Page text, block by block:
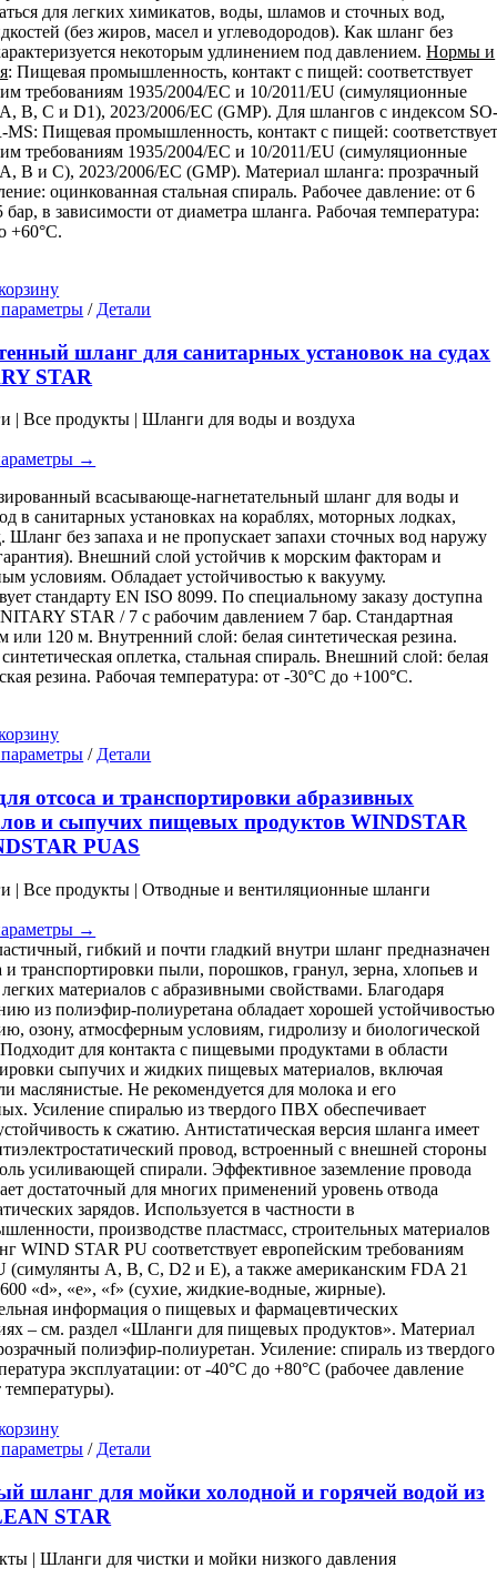
для легких химикатов, воды, шламов и сточных вод,
(без жиров, масел и углеводородов). Как шланг без
некоторым удлинением под давлением.Нормы и
: Пищевая промышленность, контакт с пищей: соответствует
требованиям 1935/2004/EC и 10/2011/EU (симуляционные
B, C и D1), 2023/2006/EC (GMP). Для шлангов с индексом
Пищевая промышленность, контакт с пищей:
требованиям 1935/2004/EC и 10/2011/EU (симуляционные
B и C), 2023/2006/EC (GMP). Материал шланга: прозрачный
оцинкованная стальная спираль. Рабочее давление: от 6
бар, в зависимости от диаметра шланга. Рабочая температура:
+60°C.
Этот
имеет
несколько
вариаций.
можно
на
странице
товара.
/ Детали
шланг для санитарных установок на судах
STAR
| Все продукты | Шланги для воды и воздуха
→
всасывающе-нагнетательный шланг для воды и
в санитарных установках на кораблях, моторных лодках,
Шланг без запаха и не пропускает запахи сточных вод наружу
Внешний слой устойчив к морским факторам и
условиям. Обладает устойчивостью к вакууму.
стандарту EN ISO 8099. По специальному заказу доступна
STAR / 7 с рабочим давлением 7 бар. Стандартная
или 120 м. Внутренний слой: белая синтетическая резина.
оплетка, стальная спираль. Внешний слой: белая
резина. Рабочая температура: от -30°C до +100°C.
Этот
имеет
несколько
вариаций.
Опции
выбрать
странице
товара.
/ Детали
отсоса и транспортировки абразивных
и сыпучих пищевых продуктов WINDSTAR
PUAS
| Все продукты | Отводные и вентиляционные шланги
→
гибкий и почти гладкий внутри шланг предназначен
и транспортировки пыли, порошков, гранул, зерна, хлопьев и
материалов с абразивными свойствами. Благодаря
из полиэфир-полиуретана обладает хорошей устойчивостью
озону, атмосферным условиям, гидролизу и биологической
для контакта с пищевыми продуктами в области
сыпучих и жидких пищевых материалов, включая
маслянистые. Не рекомендуется для молока и его
Усиление спиралью из твердого ПВХ обеспечивает
к сжатию. Антистатическая версия шланга имеет
провод, встроенный с внешней стороны
усиливающей спирали. Эффективное заземление провода
достаточный для многих применений уровень отвода
зарядов. Используется в частности в
производстве пластмасс, строительных материалов
WIND STAR PU соответствует европейским требованиям
(симулянты A, B, C, D2 и E), а также американским FDA 21
«d», «e», «f» (сухие, жидкие-водные, жирные).
информация о пищевых и фармацевтических
– см. раздел «Шланги для пищевых продуктов». Материал
полиэфир-полиуретан. Усиление: спираль из твердого
эксплуатации: от -40°C до +80°C (рабочее давление
температуры).
Этот
имеет
несколько
вариаций.
можно
/ Детали
шланг для мойки холодной и горячей водой из
STAR
| Шланги для чистки и мойки низкого давления